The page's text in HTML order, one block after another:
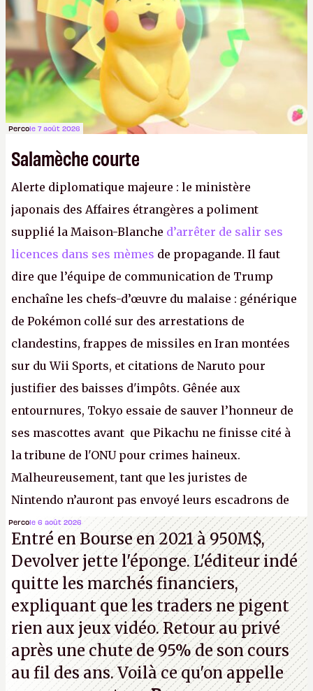
consoles à ces petits cons !
Percole 7 août 2026
Salamèche courte
Alerte diplomatique majeure : le ministère
japonais des Affaires étrangères a poliment
supplié la Maison-Blanche d’arrêter de salir ses
licences dans ses mèmes de propagande. Il faut
dire que l’équipe de communication de Trump
enchaîne les chefs-d’œuvre du malaise : générique
de Pokémon collé sur des arrestations de
clandestins, frappes de missiles en Iran montées
sur du Wii Sports, et citations de Naruto pour
justifier des baisses d'impôts. Gênée aux
entournures, Tokyo essaie de sauver l’honneur de
ses mascottes avant que Pikachu ne finisse cité à
la tribune de l'ONU pour crimes haineux.
Malheureusement, tant que les juristes de
Nintendo n’auront pas envoyé leurs escadrons de
la mort judiciaires pour distribuer du copyright
strike à tour de bras, l'Oncle Sam continuera
d'étaler sa confiture intellectuelle sur vos
souvenirs d'enfance.P.
Percole 6 août 2026
Entré en Bourse en 2021 à 950M$,
Devolver jette l'éponge. L'éditeur indé
quitte les marchés financiers,
expliquant que les traders ne pigent
rien aux jeux vidéo. Retour au privé
après une chute de 95% de son cours
au fil des ans. Voilà ce qu'on appelle